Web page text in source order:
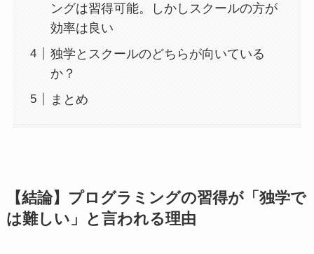
ングは習得可能。しかしスクールの方が
効率は良い
独学とスクールのどちらが向いている
か？
まとめ
【結論】プログラミングの習得が「独学で
は難しい」と言われる理由